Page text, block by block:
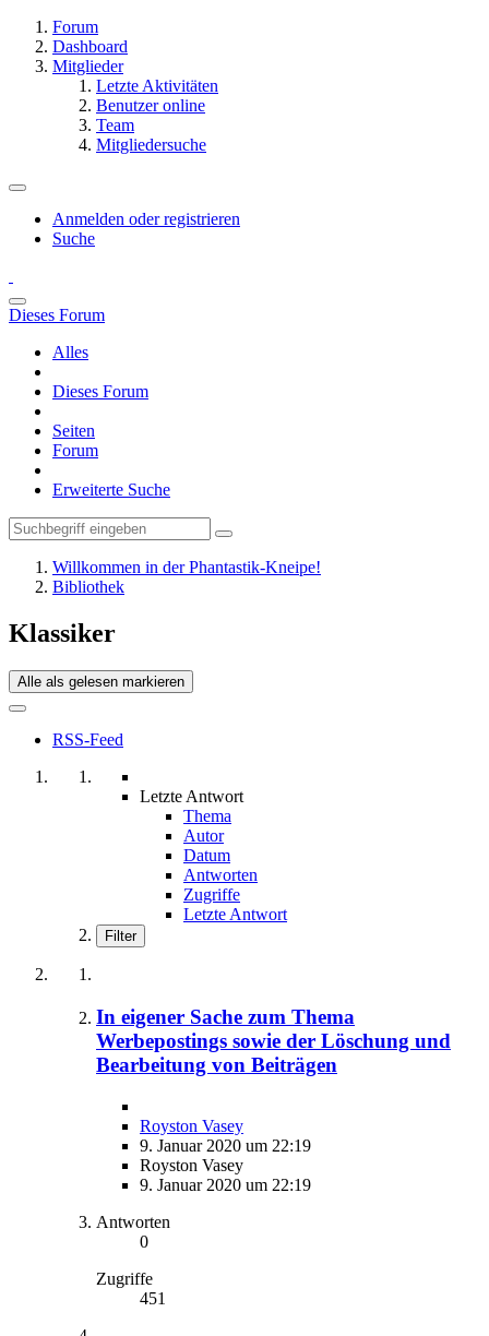
Forum
Dashboard
Mitglieder
Letzte Aktivitäten
Benutzer online
Team
Mitgliedersuche
Anmelden oder registrieren
Suche
Dieses Forum
Alles
Dieses Forum
Seiten
Forum
Erweiterte Suche
Willkommen in der Phantastik-Kneipe!
Bibliothek
Klassiker
Alle als gelesen markieren
RSS-Feed
Letzte Antwort
Thema
Autor
Datum
Antworten
Zugriffe
Letzte Antwort
Filter
In eigener Sache zum Thema
Werbepostings sowie der Löschung und
Bearbeitung von Beiträgen
Royston Vasey
9. Januar 2020 um 22:19
Royston Vasey
9. Januar 2020 um 22:19
Antworten
0
Zugriffe
451